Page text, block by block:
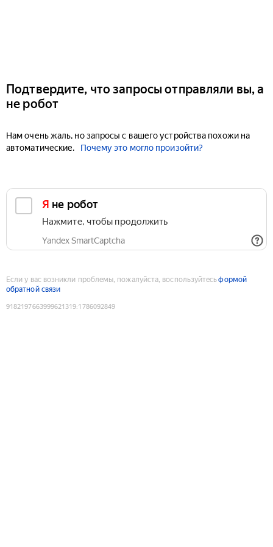
Подтвердите, что запросы отправляли вы, а
не робот
Нам очень жаль, но запросы с вашего устройства похожи на
автоматические.
Почему это могло произойти?
Я не робот
Нажмите, чтобы продолжить
Yandex SmartCaptcha
Если у вас возникли проблемы, пожалуйста, воспользуйтесьформой
обратной связи
9182197663999621319:1786092849